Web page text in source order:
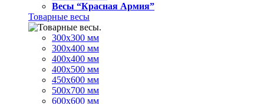
Весы “Красная Армия”
Товарные весы
300х300 мм
300х400 мм
400х400 мм
400х500 мм
450х600 мм
500х700 мм
600х600 мм